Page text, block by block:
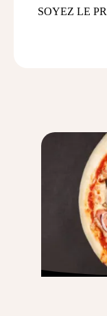
SOYEZ LE